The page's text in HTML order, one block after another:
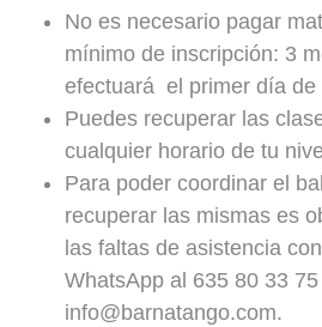
No es necesario pagar
mínimo de inscripción: 3
efectuará el primer día de
Puedes recuperar las
cualquier horario de tu
Para poder coordinar el
recuperar las mismas es
las faltas de asistencia
WhatsApp al 635 80 33
info@barnatango.com.